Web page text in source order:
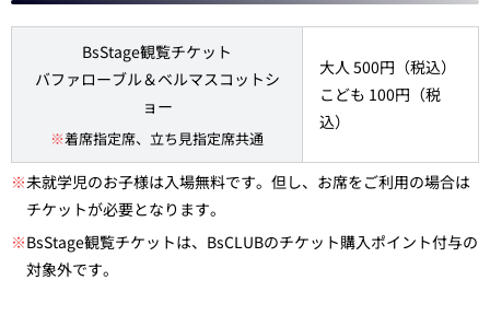
BsStage観覧チケット
バファローブル＆ベルマスコットシ
ョー
※着席指定席、立ち見指定席共通
大人 500円（税込）
こども 100円（税
込）
※未就学児のお子様は入場無料です。但し、お席をご利用の場合は
チケットが必要となります。
※BsStage観覧チケットは、BsCLUBのチケット購入ポイント付与の
対象外です。